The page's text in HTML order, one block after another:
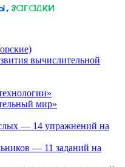
вычислительной
мир»
— 14 упражнений на
— 11 заданий на